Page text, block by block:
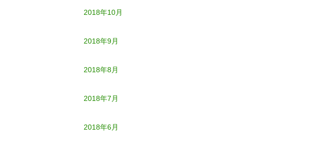
2018年10月
2018年9月
2018年8月
2018年7月
2018年6月